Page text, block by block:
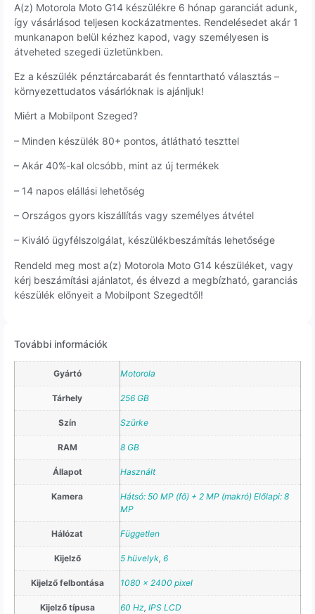
A(z) Motorola Moto G14 készülékre 6 hónap garanciát adunk,
így vásárlásod teljesen kockázatmentes. Rendelésedet akár 1
munkanapon belül kézhez kapod, vagy személyesen is
átveheted szegedi üzletünkben.
Ez a készülék pénztárcabarát és fenntartható választás –
környezettudatos vásárlóknak is ajánljuk!
Miért a Mobilpont Szeged?
– Minden készülék 80+ pontos, átlátható teszttel
– Akár 40%-kal olcsóbb, mint az új termékek
– 14 napos elállási lehetőség
– Országos gyors kiszállítás vagy személyes átvétel
– Kiváló ügyfélszolgálat, készülékbeszámítás lehetősége
Rendeld meg most a(z) Motorola Moto G14 készüléket, vagy
kérj beszámítási ajánlatot, és élvezd a megbízható, garanciás
készülék előnyeit a Mobilpont Szegedtől!
További információk
Gyártó Motorola
Tárhely 256 GB
Szín Szürke
RAM 8 GB
Állapot Használt
Kamera
Hátsó: 50 MP (fő) + 2 MP (makró) Előlapi: 8
MP
Hálózat Független
Kijelző 5 hüvelyk, 6
Kijelző felbontása 1080 x 2400 pixel
Kijelző típusa 60 Hz, IPS LCD